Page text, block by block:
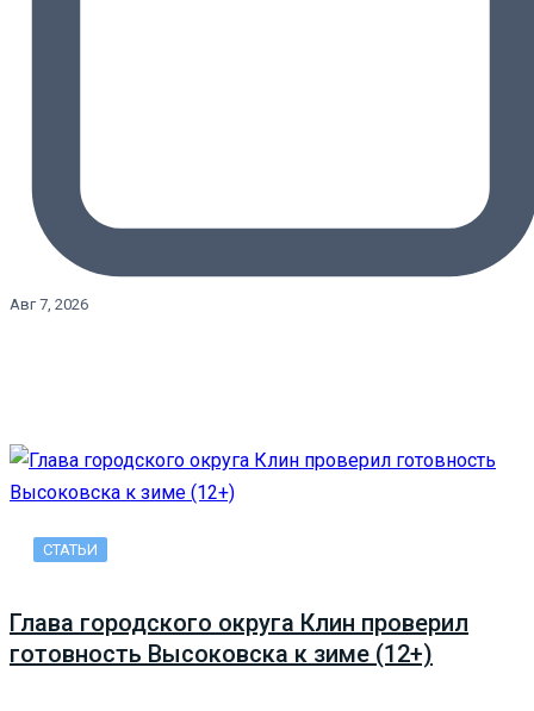
Авг 7, 2026
СТАТЬИ
Глава городского округа Клин проверил
готовность Высоковска к зиме (12+)